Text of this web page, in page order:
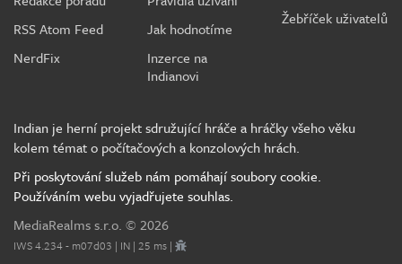
RSS Atom Feed
NerdFix
Jak hodnotíme
Inzerce na
Indianovi
Žebříček uživatelů
Indian je herní projekt sdružující hráče a hráčky všeho věku
kolem témat o počítačových a konzolových hrách.
Při poskytování služeb nám pomáhají soubory cookie.
Používáním webu vyjadřujete souhlas.
MediaRealms s.r.o. © 2026
IWS 4.234 - m07d03 | IN | 25 ms |